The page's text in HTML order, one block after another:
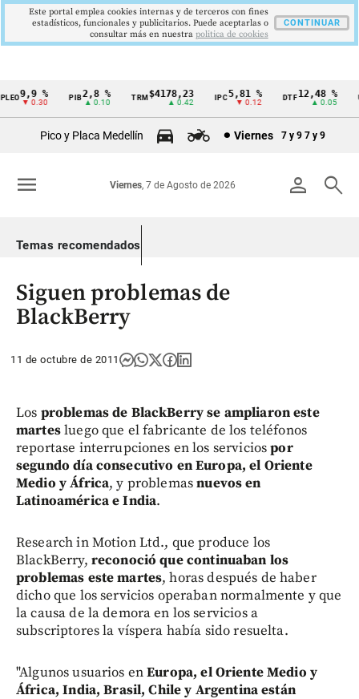
Cintillo
Colombia
9,9 %
▼ 0.30
PIB2,8 %
▲ 0.10
TRM$4178,23
▲ 0.42
5,81 %
▼ 0.12
DTF12,48 %
▲ 0.05
Pico y Placa Medellín Viernes 7 y 9 7 y 9
person search
Viernes, 7 de Agosto de 2026
menu
Temas recomendados
Siguen problemas de
BlackBerry
11 de octubre de 2011
Los problemas de BlackBerry se ampliaron este
martesluego que el fabricante de los teléfonos
reportase interrupciones en los serviciospor
segundo día consecutivo en Europa, el Oriente
Medio y África, y problemasnuevos en
Latinoamérica e India.
Research in Motion Ltd., que produce los
BlackBerry, reconoció que continuaban los
problemas este martes, horas después de haber
dicho que los servicios operaban normalmente y que
la causa de la demora en los servicios a
subscriptores la víspera había sido resuelta.
"Algunos usuarios enEuropa, el Oriente Medio y
África, India, Brasil, Chile y Argentina están
Este portal emplea cookies internas y de terceros con fines
estadísticos, funcionales y publicitarios. Puede aceptarlas o
consultar más en nuestra politica de cookies
CONTINUAR